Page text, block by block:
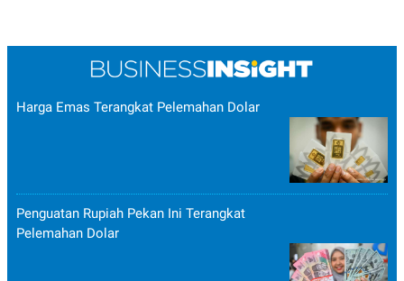
Harga Emas Terangkat Pelemahan Dolar
Penguatan Rupiah Pekan Ini Terangkat
Pelemahan Dolar